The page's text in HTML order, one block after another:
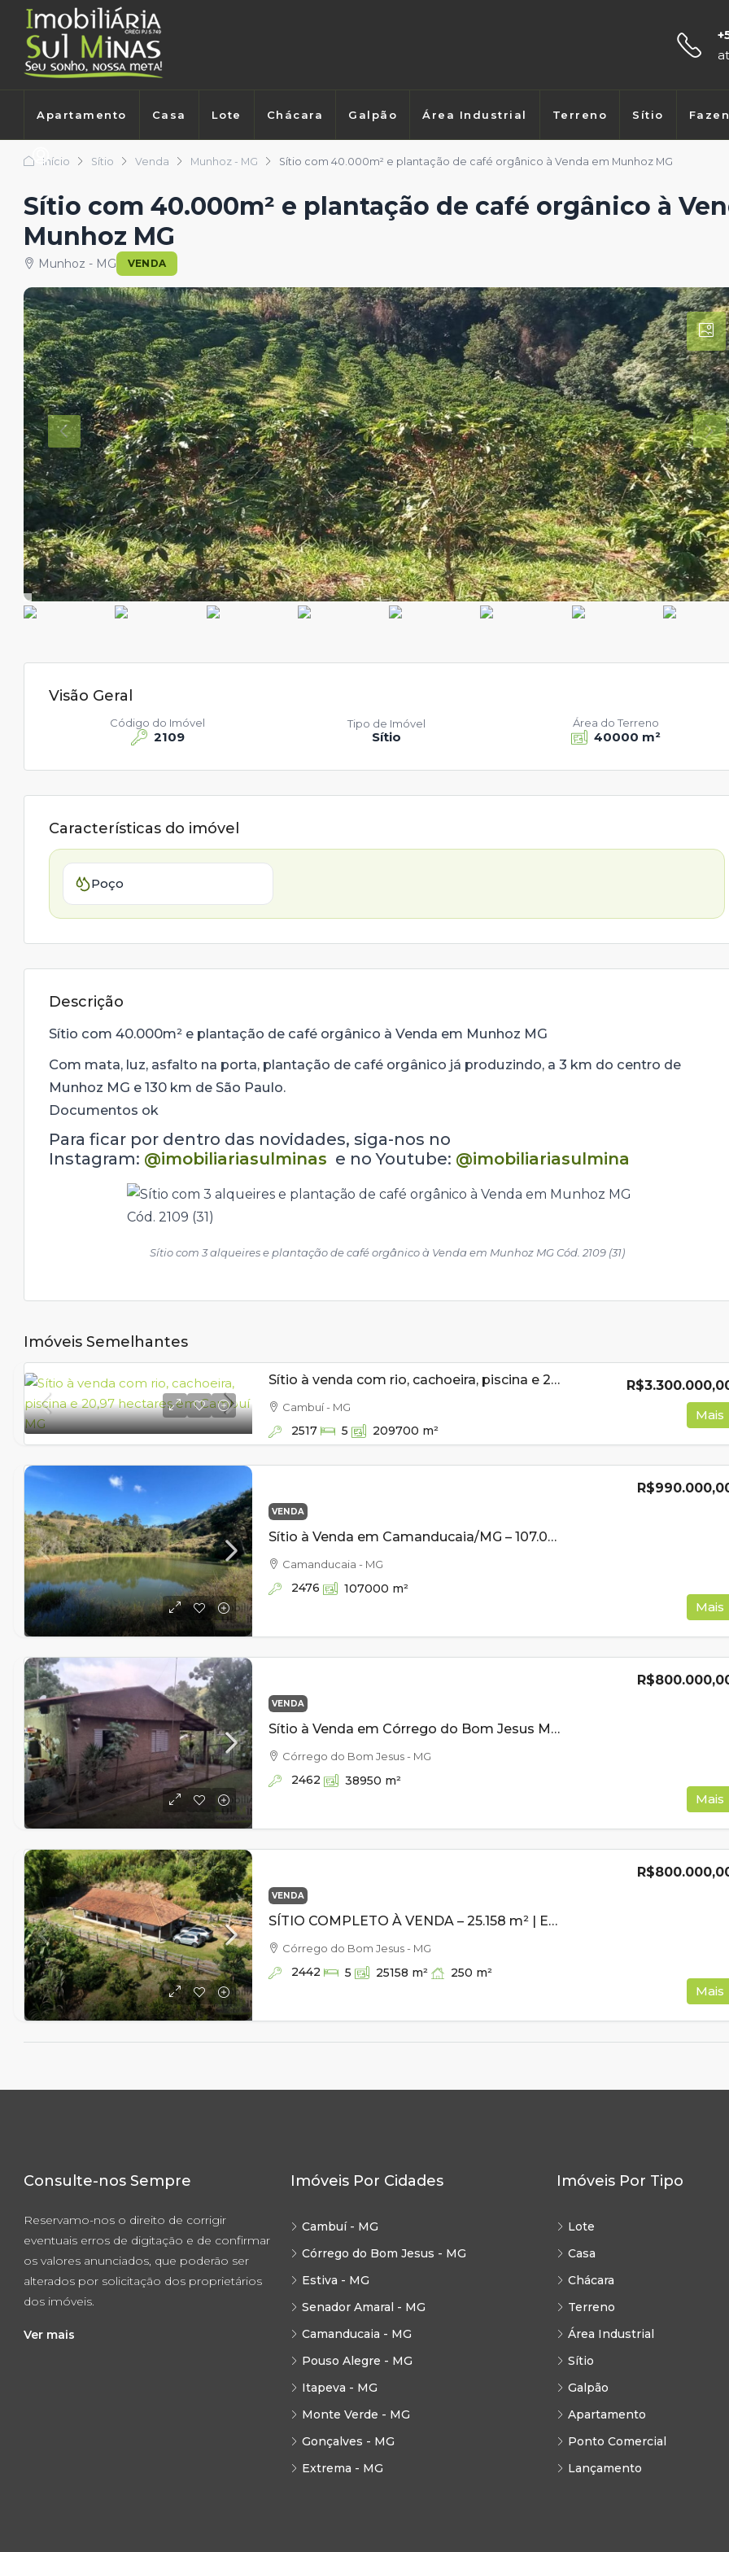
Apartamento Casa Lote Chácara Galpão Área Industrial Terreno Sítio
Início Sítio Venda Munhoz - MG Sítio com 40.000m² e plantação de café orgânico à Venda em Munhoz MG
Sítio com 40.000m² e plantação de café orgânico à
Munhoz MG
Munhoz - MG VENDA
Visão Geral
2109
Código do Imóvel
Sítio
Tipo de Imóvel
40000 m²
Área do Terreno
Características do imóvel
Poço
Descrição
Sítio com 40.000m² e plantação de café orgânico à Venda em Munhoz MG
Com mata, luz, asfalto na porta, plantação de café orgânico já produzindo, a 3 km do centro de
Munhoz MG e 130 km de São Paulo.
Documentos ok
Para ficar por dentro das novidades, siga-nos no
Instagram: @imobiliariasulminas e no Youtube: @imobiliariasulmina
Sítio com 3 alqueires e plantação de café orgânico à Venda em Munhoz MG Cód. 2109 (31)
Imóveis Semelhantes
Sítio à venda com rio, cachoeira, piscina e 20,97 hectares em Cambuí MG
Cambuí - MG
2517 5 209700 m²
Mais
VENDA
Sítio à Venda em Camanducaia/MG – 107.000 m² de Natureza, Água e Fácil Acesso!
Camanducaia - MG
2476 107000 m²
Mais
VENDA
Sítio à Venda em Córrego do Bom Jesus MG Com Cachoeira na Divisa- Rico em Água
Córrego do Bom Jesus - MG
2462 38950 m²
Mais
VENDA
SÍTIO COMPLETO À VENDA – 25.158 m² | ESTRUTURA PRONTA | ÁGUA EM ABUNDÂNCIA
Córrego do Bom Jesus - MG
2442 5 25158 m² 250 m²
Mais
Consulte-nos Sempre
Reservamo-nos o direito de corrigir
eventuais erros de digitação e de confirmar
os valores anunciados, que poderão ser
alterados por solicitação dos proprietários
dos imóveis.
Ver mais
Imóveis Por Cidades
Cambuí - MG
Córrego do Bom Jesus - MG
Estiva - MG
Senador Amaral - MG
Camanducaia - MG
Pouso Alegre - MG
Itapeva - MG
Monte Verde - MG
Gonçalves - MG
Extrema - MG
Imóveis Por Tipo
Lote
Casa
Chácara
Terreno
Área Industrial
Sítio
Galpão
Apartamento
Ponto Comercial
Lançamento